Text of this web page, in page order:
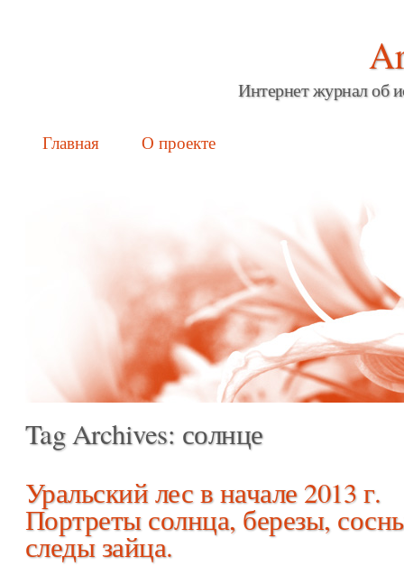
Интернет журнал об
Main menu
Skip
Главная О проекте
Tag Archives: солнце
Уральский лес в начале 2013 г.
Портреты солнца, березы,
следы зайца.